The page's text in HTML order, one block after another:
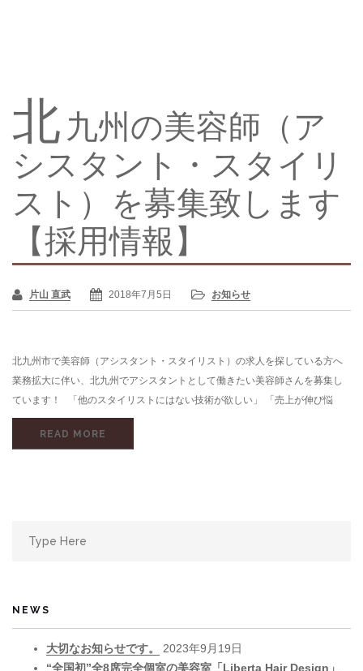
北 九州の美容師（ア
シスタント・スタイリ
スト）を募集致します
【採用情報】
片山 直武 2018年7月5日 お知らせ
北九州市で美容師（アシスタント・スタイリスト）の求人を探している方へ
業務拡大に伴い、北九州でアシスタントとして働きたい美容師さんを募集し
ています！ 「他のスタイリストにはない技術が欲しい」 「売上が伸び悩
READ MORE
Search
NEWS
大切なお知らせです。
2023年9月19日
“全国初”全8席完全個室の美容室「Liberta Hair Design」